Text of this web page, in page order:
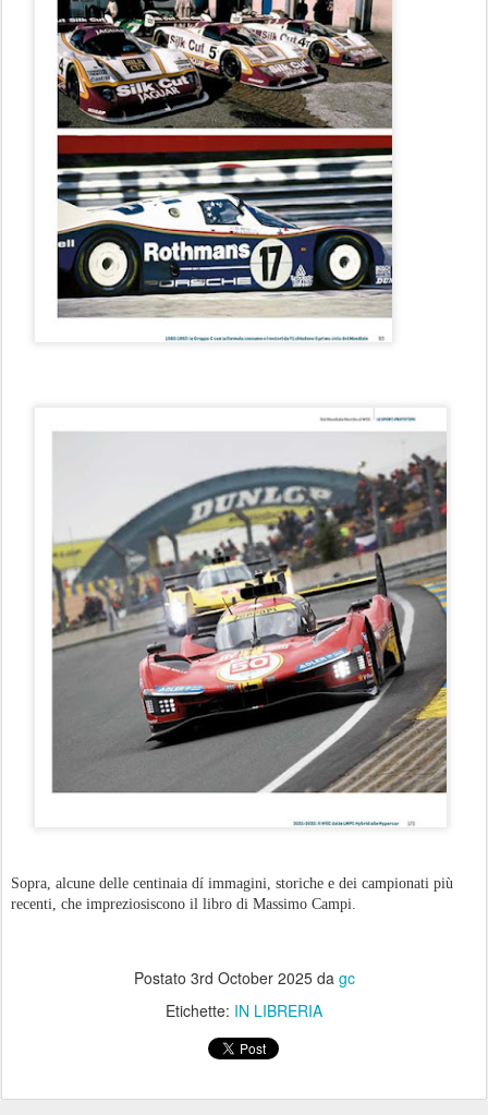
Sopra, alcune delle centinaia dí immagini, storiche e dei campionati più
recenti, che impreziosiscono il libro di Massimo Campi.
Postato 3rd October 2025da gc
Etichette: IN LIBRERIA